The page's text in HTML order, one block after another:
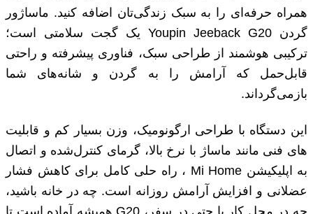
همراه حرفه‌ای را به سبک زندگی‌تان اضافه کنید. ماساژور
گردن Youpin Jeeback G20 یک گجت سلامتی است؛
ترکیبی هوشمند از طراحی سبک، فناوری پیشرفته و راحتی
قابل‌حمل که آرامش را به گردن و شانه‌های شما
بازمی‌گرداند.
این دستگاه با طراحی ارگونومیک، وزن بسیار کم و قابلیت‌
های فنی مانند ماساژ با نرخ بالا، گرمای کنترل‌شده و اتصال
به اپلیکیشن Mi Home ، راه ‌حلی کامل برای کاهش فشار
عضلانی و افزایش آرامش روزانه است. چه در خانه باشید،
چه در محل کار یا حتی در سفر، G20 همیشه آماده است تا